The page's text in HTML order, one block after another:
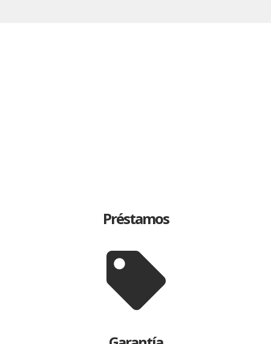
Préstamos